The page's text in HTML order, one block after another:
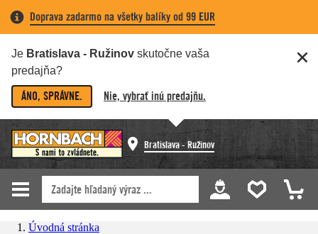
Doprava zadarmo na všetky balíky od 99 EUR
Je Bratislava - Ružinov skutočne vaša
predajňa?
ÁNO, SPRÁVNE. Nie, vybrať inú predajňu.
Bratislava - Ružinov
Úvodná stránka